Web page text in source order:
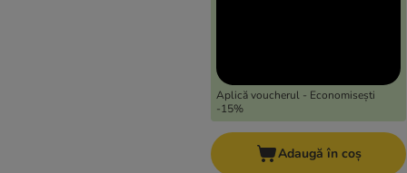
Aplică voucherul - Economisești
-15%
Adaugă în coș